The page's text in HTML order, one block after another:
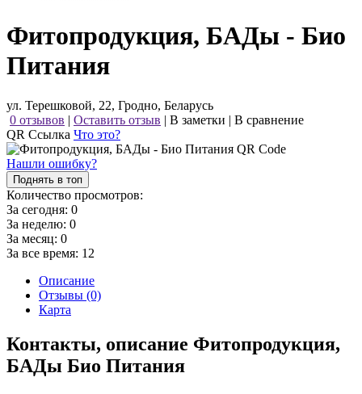
Фитопродукция, БАДы - Био
Питания
ул. Терешковой, 22, Гродно, Беларусь
0 отзывов | Оставить отзыв | В заметки | В сравнение
QR Ссылка Что это?
Нашли ошибку?
Поднять в топ
Количество просмотров:
За сегодня: 0
За неделю: 0
За месяц: 0
За все время: 12
Описание
Отзывы (0)
Карта
Контакты, описание Фитопродукция,
БАДы Био Питания